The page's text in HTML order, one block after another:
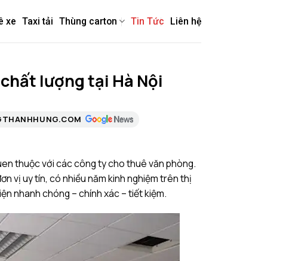
xe Taxi tải Thùng carton Tin Tức Liên hệ
lượng tại Hà Nội
thuộc với các công ty cho thuê văn phòng.
vị uy tín, có nhiều năm kinh nghiệm trên thị
nhanh chóng – chính xác – tiết kiệm.